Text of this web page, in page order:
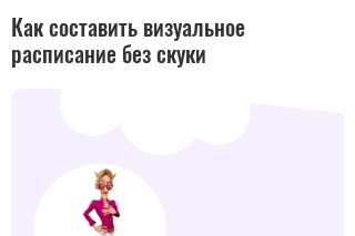
Как составить визуальное
расписание без скуки